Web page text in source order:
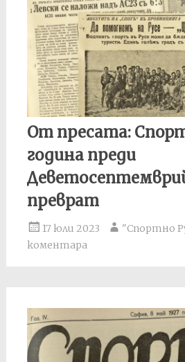
От пресата:
година преди
преврат
17 юли 2023 "Спортно
коментара